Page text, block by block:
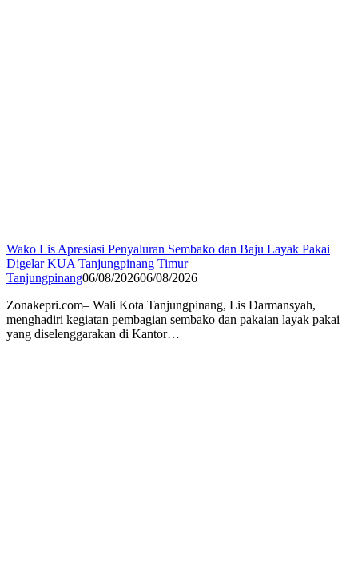
Wako Lis Apresiasi Penyaluran Sembako dan Baju Layak Pakai
Digelar KUA Tanjungpinang Timur
Tanjungpinang06/08/202606/08/2026
Zonakepri.com– Wali Kota Tanjungpinang, Lis Darmansyah,
menghadiri kegiatan pembagian sembako dan pakaian layak pakai
yang diselenggarakan di Kantor…